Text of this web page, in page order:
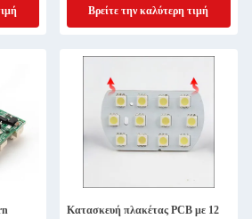
Βρείτε την καλύτερη τιμή
Κατασκευή πλακέτας PCB με 12